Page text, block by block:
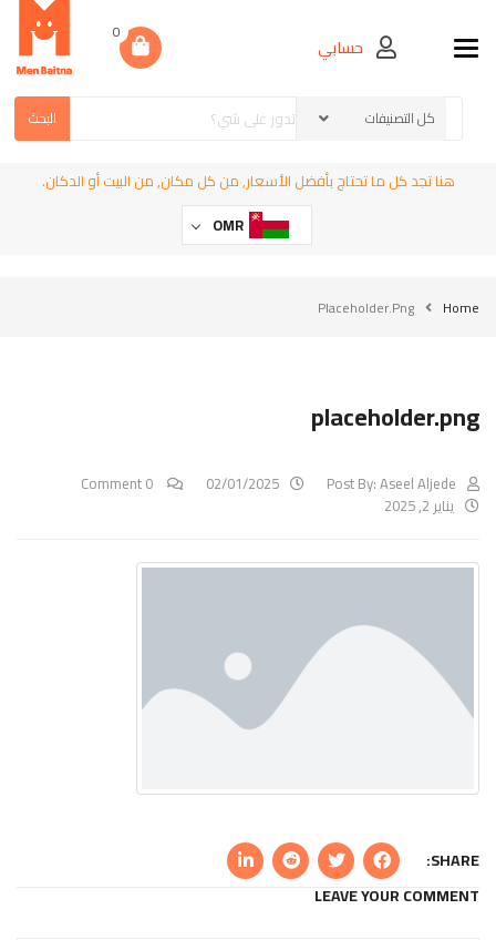
Toggle navigationحسابي
0
البحث
هنا تجد كل ما تحتاج بأفضل الأسعار, من كل مكان, من البيت أو الدكان.
OMR
Home
Placeholder.png
placeholder.png
Post By:Aseel Aljede
02/01/2025
يناير 2, 2025
SHARE:
LEAVE YOUR COMMENT